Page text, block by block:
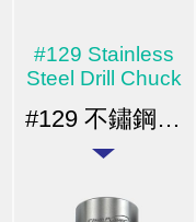
#129 Stainless
Steel Drill Chuck
#129 不鏽鋼夾頭系列 / 錐孔&螺紋